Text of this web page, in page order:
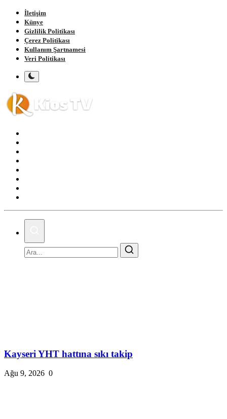
İletişim
Künye
Gizlilik Politikası
Çerez Politikası
Kullanım Şartnamesi
Veri Politikası
Kayseri YHT hattına sıkı takip
Ağu 9, 2026 0